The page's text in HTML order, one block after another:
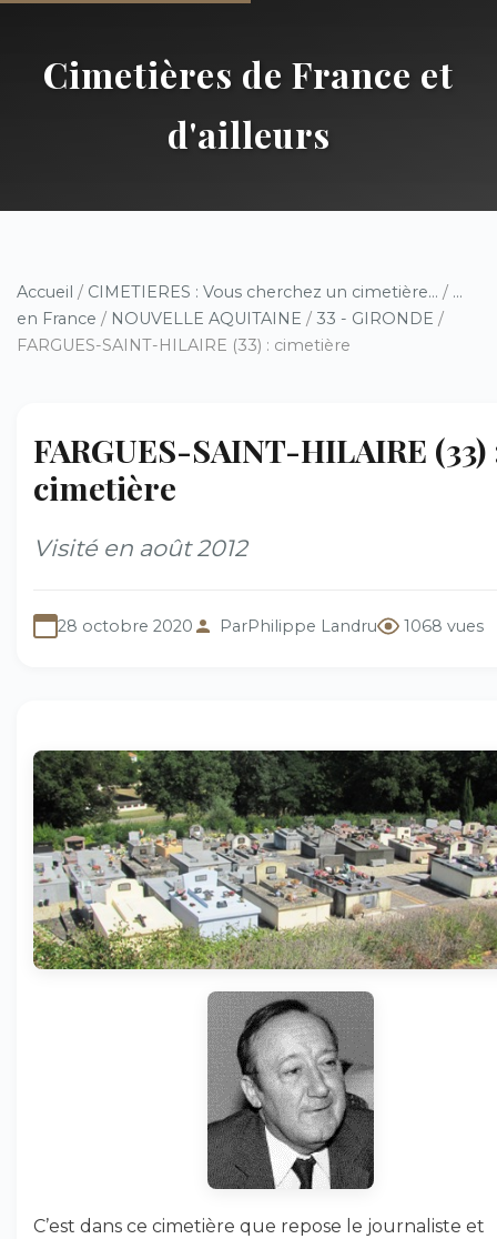
Cimetières de France et
d'ailleurs
Accueil / CIMETIERES : Vous cherchez un cimetière... / ...
en France / NOUVELLE AQUITAINE / 33 - GIRONDE /
FARGUES-SAINT-HILAIRE (33) : cimetière
FARGUES-SAINT-HILAIRE (33)
cimetière
Visité en août 2012
28 octobre 2020 ParPhilippe Landru 1068 vues
C’est dans ce cimetière que repose le journaliste et